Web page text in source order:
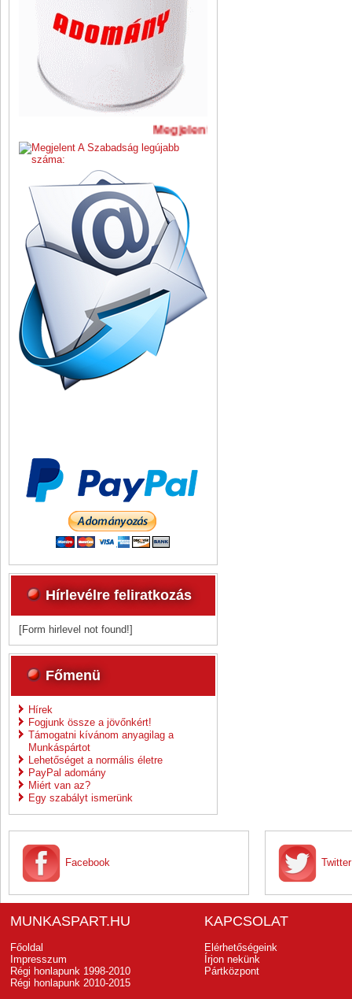
Megjelent A Szabadság legújabb
Hírlevélre feliratkozás
[Form hirlevel not found!]
Főmenü
Hírek
Fogjunk össze a jövőnkért!
Támogatni kívánom anyagilag a
Munkáspártot
Lehetőséget a normális életre
PayPal adomány
Miért van az?
Egy szabályt ismerünk
Facebook Twitter
MUNKASPART.HU
Főoldal
Impresszum
Régi honlapunk 1998-2010
Régi honlapunk 2010-2015
KAPCSOLAT
Elérhetőségeink
Írjon nekünk
Pártközpont